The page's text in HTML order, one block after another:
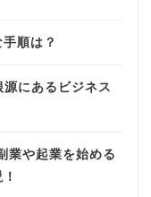
順は？
にあるビジネス
業や起業を始める